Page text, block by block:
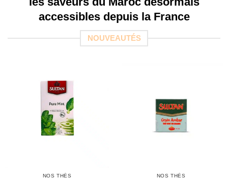
accessibles depuis la France
NOUVEAUTÉS
NOS THÉS NOS THÉS